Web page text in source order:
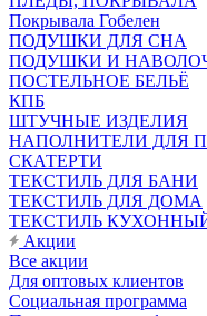
Покрывала Гобелен
ПОДУШКИ ДЛЯ СНА
ПОДУШКИ И
ПОСТЕЛЬНОЕ БЕЛЬЁ
КПБ
ШТУЧНЫЕ ИЗДЕЛИЯ
НАПОЛНИТЕЛИ ДЛЯ
СКАТЕРТИ
ТЕКСТИЛЬ ДЛЯ БАНИ
ТЕКСТИЛЬ ДЛЯ ДОМА
ТЕКСТИЛЬ
Акции
Все акции
Для оптовых клиентов
Социальная программа